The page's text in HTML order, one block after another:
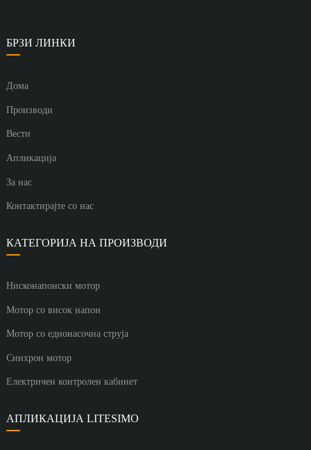
БРЗИ ЛИНКИ
Дома
Производи
Вести
Апликација
За нас
Контактирајте со нас
КАТЕГОРИЈА НА ПРОИЗВОДИ
Нисконапонски мотор
Мотор со висок напон
Мотор со еднонасочна струја
Синхрон мотор
Електричен контролен кабинет
АПЛИКАЦИЈА LITESIMO